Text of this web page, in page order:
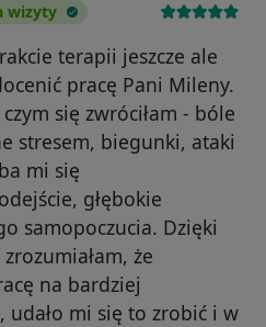
wizyty
terapii jeszcze ale
pracę Pani Mileny.
się zwróciłam - bóle
stresem, biegunki, ataki
mi się
głębokie
samopoczucia. Dzięki
że
na bardziej
mi się to zrobić i w